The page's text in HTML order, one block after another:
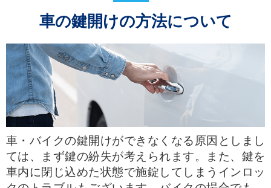
車の鍵開けの方法について
車・バイクの鍵開けができなくなる原因としまし
ては、まず鍵の紛失が考えられます。また、鍵を
車内に閉じ込めた状態で施錠してしまうインロッ